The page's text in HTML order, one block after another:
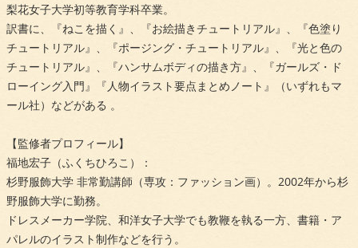
梨花女子大学初等教育学科卒業。
訳書に、『ねこを描く』、『お絵描きチュートリアル』、『色塗り
チュートリアル』、『ポージング・チュートリアル』、『光と色の
チュートリアル』、『ハンサムボディの描き方』、『ガールズ・ド
ローイング入門』『人物イラスト要点まとめノート』（いずれもマ
ール社）などがある 。
【監修者プロフィール】
福地宏子（ふくちひろこ）：
杉野服飾大学 非常勤講師（専攻：ファッション画）。2002年から杉
野服飾大学に勤務。
ドレスメーカー学院、和洋女子大学でも教鞭を執る一方、書籍・ア
パレルのイラスト制作などを行う。